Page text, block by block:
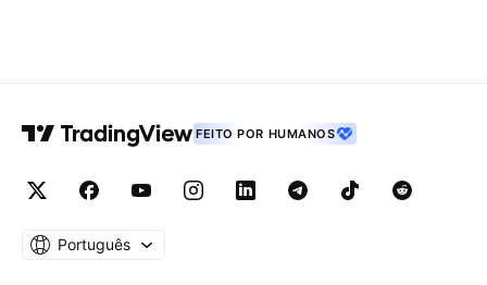
FEITO POR HUMANOS
Português